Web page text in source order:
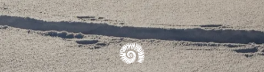
Blog
PANORAMICA DELLE ESPERIENZE